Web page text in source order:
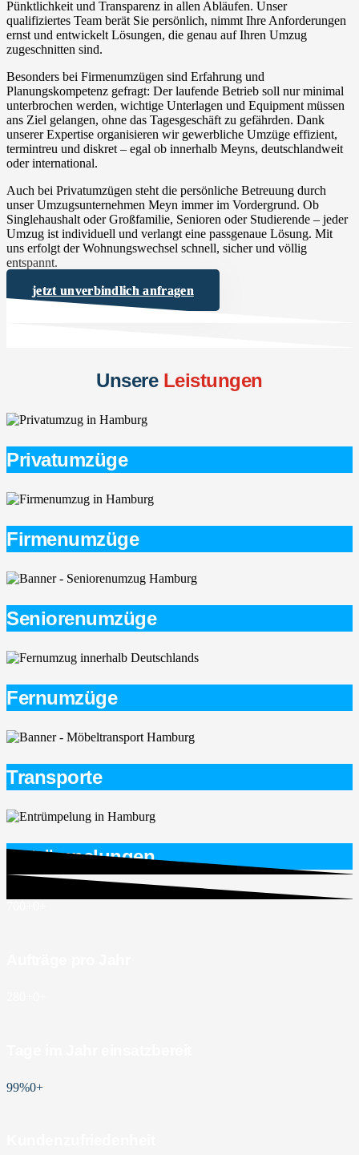
Pünktlichkeit und Transparenz in allen Abläufen. Unser
qualifiziertes Team berät Sie persönlich, nimmt Ihre Anforderungen
ernst und entwickelt Lösungen, die genau auf Ihren Umzug
zugeschnitten sind.
Besonders bei Firmenumzügen sind Erfahrung und
Planungskompetenz gefragt: Der laufende Betrieb soll nur minimal
unterbrochen werden, wichtige Unterlagen und Equipment müssen
ans Ziel gelangen, ohne das Tagesgeschäft zu gefährden. Dank
unserer Expertise organisieren wir gewerbliche Umzüge effizient,
termintreu und diskret – egal ob innerhalb Meyns, deutschlandweit
oder international.
Auch bei Privatumzügen steht die persönliche Betreuung durch
unser Umzugsunternehmen Meyn immer im Vordergrund. Ob
Singlehaushalt oder Großfamilie, Senioren oder Studierende – jeder
Umzug ist individuell und verlangt eine passgenaue Lösung. Mit
uns erfolgt der Wohnungswechsel schnell, sicher und völlig
entspannt.
jetzt unverbindlich anfragen
UnsereLeistungen
Privatumzüge
Firmenumzüge
Seniorenumzüge
Fernumzüge
Transporte
Entrümpelungen
99%0+